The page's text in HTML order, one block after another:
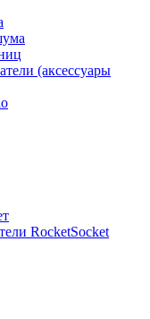
(аксессуары
RocketSocket